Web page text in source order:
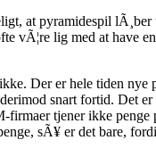
at pyramidespil
vÃ¦re lig med at have
Der er hele tiden
snart fortid. Det
tjener ikke penge
sÃ¥ er det bare,